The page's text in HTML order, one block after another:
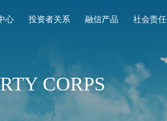
心 投资者关系 融信产品 社会责任
CORPS